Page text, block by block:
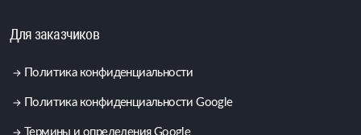
Для заказчиков
Политика конфиденциальности
Политика конфиденциальности Google
Термины и определения Google